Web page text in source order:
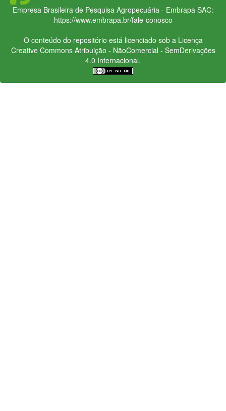
Empresa Brasileira de Pesquisa Agropecuária - Embrapa SAC:
https://www.embrapa.br/fale-conosco
O conteúdo do repositório está licenciado sob a Licença
Creative CommonsAtribuição - NãoComercial - SemDerivações
4.0 Internacional.